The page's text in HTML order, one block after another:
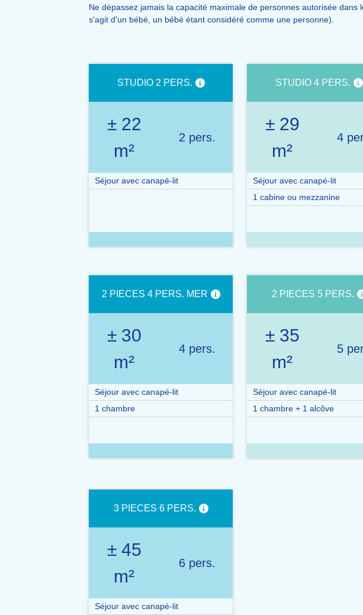
Ne dépassez jamais la capacité maximale de personnes autorisée
s'agit d'un bébé, un bébé étant considéré comme une personne).
STUDIO 2 PERS.
± 22
m²
2 pers.
Séjour avec canapé-lit
STUDIO 4 PERS.
± 29
m²
4
Séjour avec canapé-lit
1 cabine ou mezzanine
2 PIECES 4 PERS. MER
± 30
m²
4 pers.
Séjour avec canapé-lit
1 chambre
2 PIECES 5 PERS.
± 35
m²
5
Séjour avec canapé-lit
1 chambre + 1 alcôve
3 PIECES 6 PERS.
± 45
m²
6 pers.
Séjour avec canapé-lit